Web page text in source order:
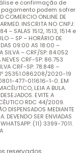
e confirmação de
podem sofrer
ONLINE DE
INSCRITA NO CNPJ:
– SALAS 1512, 1513, 1514 e
– SP – HORÁRIO DE
DAS 09:00 AS 18:00 –
SILVA – CRF/SP: 84.052
NEVES CRF-SP: 86.753
CRF-SP: 78.848 –
Nº 25351.086208/2020-19
477-011616-1-0. EM
LEIA A BULA.
EVITE A
RDC 44/2009.
DISPENSADOS MEDIANTE
DEVENDO SER ENVIADAS
(11) 3399-7011.
reservados